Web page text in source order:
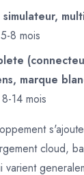
8 mois
marque
14 mois
cloud,
varient